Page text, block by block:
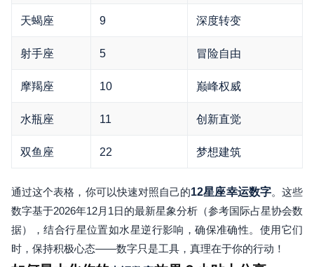
天蝎座 9 深度转变
射手座 5 冒险自由
摩羯座 10 巅峰权威
水瓶座 11 创新直觉
双鱼座 22 梦想建筑
通过这个表格，你可以快速对照自己的12星座幸运数字。这些
数字基于2026年12月1日的最新星象分析（参考国际占星协会数
据），结合行星位置如水星逆行影响，确保准确性。使用它们
时，保持积极心态——数字只是工具，真理在于你的行动！